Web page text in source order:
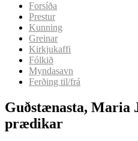
Forsíða
Prestur
Kunning
Greinar
Kirkjukaffi
Fólkið
Myndasavn
Ferðing til/frá
Guðstænasta, Maria
prædikar